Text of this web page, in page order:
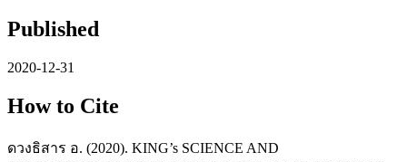
Published
2020-12-31
How to Cite
ดวงธิสาร อ. (2020). KING’s SCIENCE AND